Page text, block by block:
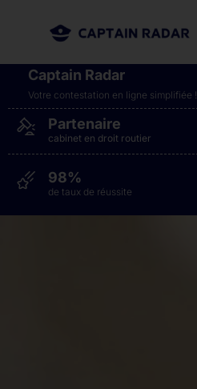
Captain Radar
Votre contestation en ligne simplifiée​ !
98%
de taux de réussite
Partenaire
cabinet en droit routier